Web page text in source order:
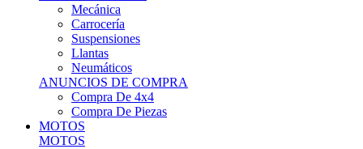
Carrocería
Suspensiones
Llantas
Neumáticos
ANUNCIOS DE COMPRA
Compra De 4x4
Compra De Piezas
MOTOS
MOTOS
Motos De Circuito